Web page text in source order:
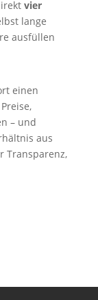
vier
lange
ausfüllen
einen
– und
aus
Transparenz,